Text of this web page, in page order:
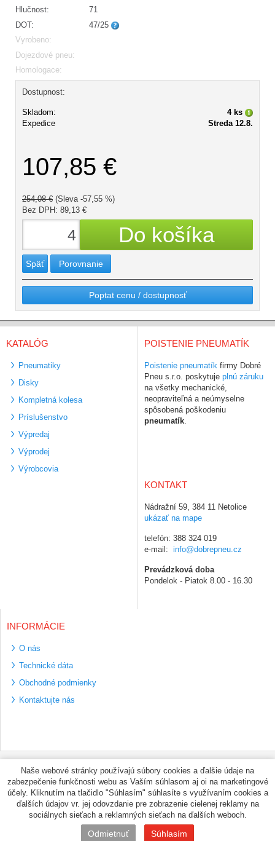
Hlučnost:
71
DOT:
47/25
Vyrobeno:
Dojezdové pneu:
Homologace:
Dostupnost:
Skladom:
4 ks
Expedice
Streda 12.8.
107,85 €
254,08 € (Sleva -57,55 %)
Bez DPH: 89,13 €
Späť Porovnanie
Poptat cenu / dostupnosť
KATALÓG
Pneumatiky
Disky
Kompletná kolesa
Príslušenstvo
Výpredaj
Výprodej
Výrobcovia
POISTENIE PNEUMATÍK
Poistenie pneumatík firmy Dobré
Pneu s.r.o. poskytuje plnú záruku
na všetky mechanické,
neopraviteľná a neúmyselne
spôsobená poškodeniu
pneumatík
KONTAKT
Nádražní 59, 384 11 Netolice
ukázať na mape
telefón: 388 324 019
e-mail: info@dobrepneu.cz
Prevádzková doba
Pondelok - Piatok 8.00 - 16.30
INFORMÁCIE
O nás
Technické dáta
Obchodné podmienky
Kontaktujte nás
Bezpečné platební
metody
Využíváme zasílání
PPL
© PNEUMAX.SK 2026 by
Naše webové stránky používajú súbory cookies a ďalšie údaje na
zabezpečenie funkčnosti webu as Vaším súhlasom aj oi na marketingové
účely. Kliknutím na tlačidlo "Súhlasím" súhlasíte s využívaním cookies a
ďalších údajov vr. jej odovzdanie pre zobrazenie cielenej reklamy na
sociálnych sieťach a reklamných sieťach na ďalších weboch.
Odmietnuť Súhlasím